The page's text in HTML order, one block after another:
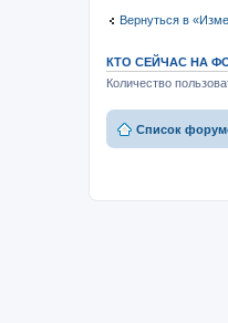
Вернуться в
КТО СЕЙЧАС НА
Количество
Список